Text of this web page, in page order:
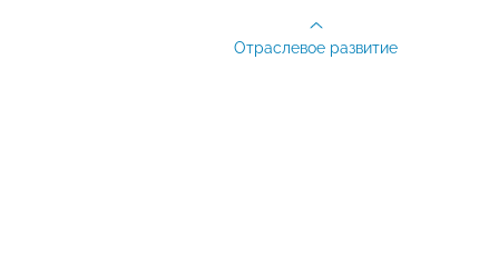
Отраслевое развитие